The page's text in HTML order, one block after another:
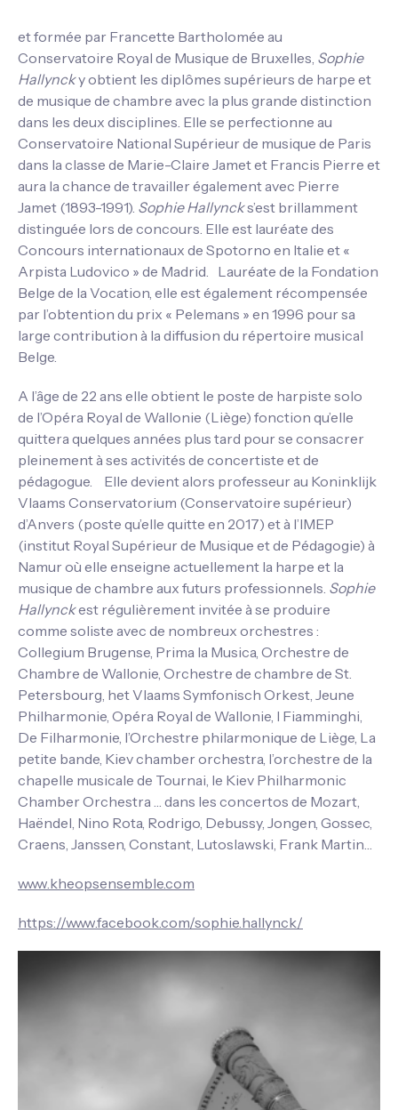
et formée par Francette Bartholomée au
Conservatoire Royal de Musique de Bruxelles, Sophie
Hallyncky obtient les diplômes supérieurs de harpe et
de musique de chambre avec la plus grande distinction
dans les deux disciplines. Elle se perfectionne au
Conservatoire National Supérieur de musique de Paris
dans la classe de Marie-Claire Jamet et Francis Pierre et
aura la chance de travailler également avec Pierre
Jamet (1893-1991). Sophie Hallyncks’est brillamment
distinguée lors de concours. Elle est lauréate des
Concours internationaux de Spotorno en Italie et «
Arpista Ludovico » de Madrid. Lauréate de la Fondation
Belge de la Vocation, elle est également récompensée
par l’obtention du prix « Pelemans » en 1996 pour sa
large contribution à la diffusion du répertoire musical
Belge.
A l’âge de 22 ans elle obtient le poste de harpiste solo
de l’Opéra Royal de Wallonie (Liège) fonction qu’elle
quittera quelques années plus tard pour se consacrer
pleinement à ses activités de concertiste et de
pédagogue. Elle devient alors professeur au Koninklijk
Vlaams Conservatorium (Conservatoire supérieur)
d’Anvers (poste qu’elle quitte en 2017) et à l’IMEP
(institut Royal Supérieur de Musique et de Pédagogie) à
Namur où elle enseigne actuellement la harpe et la
musique de chambre aux futurs professionnels. Sophie
Hallynckest régulièrement invitée à se produire
comme soliste avec de nombreux orchestres :
Collegium Brugense, Prima la Musica, Orchestre de
Chambre de Wallonie, Orchestre de chambre de St.
Petersbourg, het Vlaams Symfonisch Orkest, Jeune
Philharmonie, Opéra Royal de Wallonie, I Fiamminghi,
De Filharmonie, l’Orchestre philarmonique de Liège, La
petite bande, Kiev chamber orchestra, l’orchestre de la
chapelle musicale de Tournai, le Kiev Philharmonic
Chamber Orchestra … dans les concertos de Mozart,
Haëndel, Nino Rota, Rodrigo, Debussy, Jongen, Gossec,
Craens, Janssen, Constant, Lutoslawski, Frank Martin…
www.kheopsensemble.com
https://www.facebook.com/sophie.hallynck/